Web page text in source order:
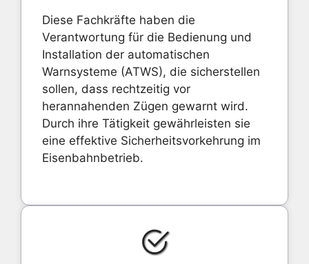
Diese Fachkräfte haben die
Verantwortung für die Bedienung und
Installation der automatischen
Warnsysteme (ATWS), die sicherstellen
sollen, dass rechtzeitig vor
herannahenden Zügen gewarnt wird.
Durch ihre Tätigkeit gewährleisten sie
eine effektive Sicherheitsvorkehrung im
Eisenbahnbetrieb.